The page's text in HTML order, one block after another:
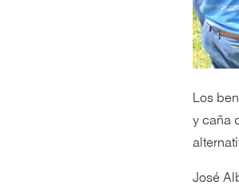
Los
y caña
José